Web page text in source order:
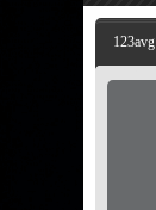
123avg